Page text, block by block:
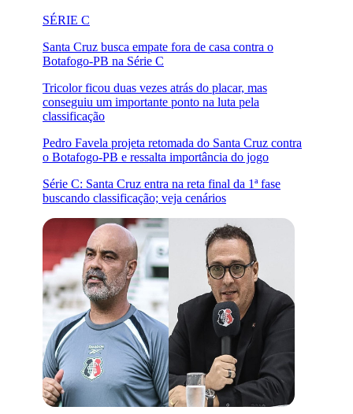
SÉRIE C
Santa Cruz busca empate fora de casa contra o
Botafogo-PB na Série C
Tricolor ficou duas vezes atrás do placar, mas
conseguiu um importante ponto na luta pela
classificação
Pedro Favela projeta retomada do Santa Cruz contra
o Botafogo-PB e ressalta importância do jogo
Série C: Santa Cruz entra na reta final da 1ª fase
buscando classificação; veja cenários